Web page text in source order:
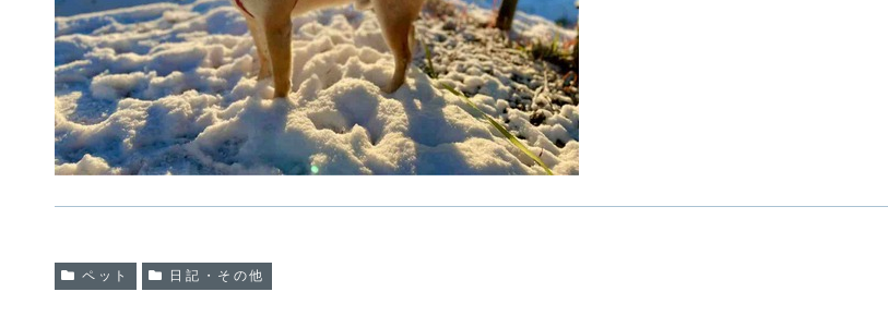
ペット 日記・その他